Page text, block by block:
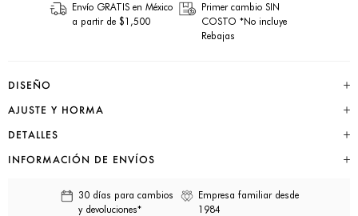
Envío GRATIS en México
a partir de $1,500
Primer cambio SIN
COSTO *No incluye
Rebajas
DISEÑO
AJUSTE Y HORMA
DETALLES
INFORMACIÓN DE ENVÍOS
30 días para cambios
y devoluciones*
Empresa familiar desde
1984